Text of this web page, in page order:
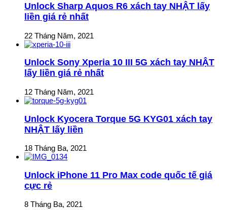
Unlock Sharp Aquos R6 xách tay NHẬT lấy
liền giá rẻ nhất
22 Tháng Năm, 2021
Unlock Sony Xperia 10 III 5G xách tay NHẬT
lấy liền giá rẻ nhất
12 Tháng Năm, 2021
Unlock Kyocera Torque 5G KYG01 xách tay
NHẬT lấy liền
18 Tháng Ba, 2021
Unlock iPhone 11 Pro Max code quốc tế giá
cực rẻ
8 Tháng Ba, 2021